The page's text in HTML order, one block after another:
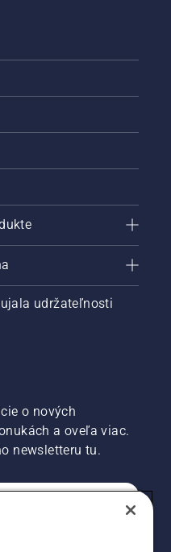
udržateľnosti
o nových
a oveľa viac.
newsletteru tu.